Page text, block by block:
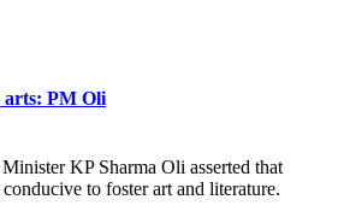
arts: PM Oli
KP Sharma Oli asserted that
to foster art and literature.